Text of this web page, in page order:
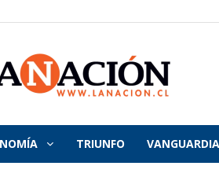
La
TRIUNFO VANGUARDIA